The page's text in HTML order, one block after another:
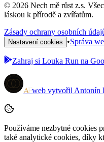
© 2026 Nech mě růst z.s.
láskou k přírodě a zvířatům.
Zásady ochrany osobních
Nastavení cookies •Správa
Zahraj si Louka Run na
AFweb vytvořil Antonín
Používáme nezbytné cookies
také analytické cookies, díky